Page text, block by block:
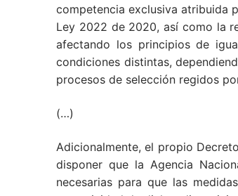
competencia exclusiva atribuida
Ley 2022 de 2020, así como la
afectando los principios de
condiciones distintas,
procesos de selección regidos
(…)
Adicionalmente, el propio
disponer que la Agencia
necesarias para que las